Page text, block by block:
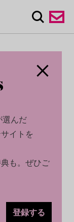
んだ
イトを
も。ぜひご
登録する